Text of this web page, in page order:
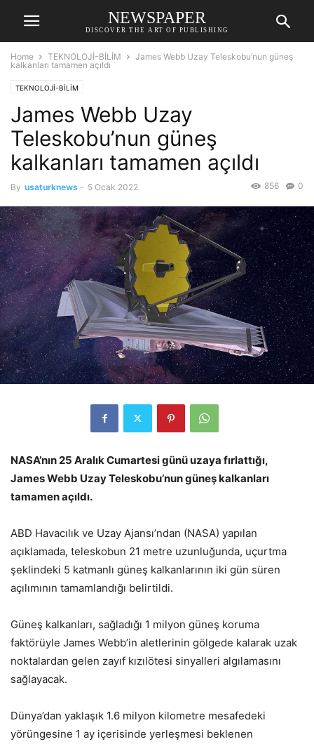
NEWSPAPER
DISCOVER THE ART OF PUBLISHING
Home TEKNOLOJİ-BİLİM
James Webb Uzay Teleskobu’nun güneş
kalkanları tamamen açıldı
TEKNOLOJİ-BİLİM
James Webb Uzay
Teleskobu’nun güneş
kalkanları tamamen açıldı
By usaturknews - 5 Ocak 2022 0
856
NASA’nın 25 Aralık Cumartesi günü uzaya fırlattığı,
James Webb Uzay Teleskobu’nun güneş kalkanları
tamamen açıldı.
ABD Havacılık ve Uzay Ajansı’ndan (NASA) yapılan
açıklamada, teleskobun 21 metre uzunluğunda, uçurtma
şeklindeki 5 katmanlı güneş kalkanlarının iki gün süren
açılımının tamamlandığı belirtildi.
Güneş kalkanları, sağladığı 1 milyon güneş koruma
faktörüyle James Webb’in aletlerinin gölgede kalarak uzak
noktalardan gelen zayıf kızılötesi sinyalleri algılamasını
sağlayacak.
Dünya’dan yaklaşık 1.6 milyon kilometre mesafedeki
yörüngesine 1 ay içerisinde yerleşmesi beklenen